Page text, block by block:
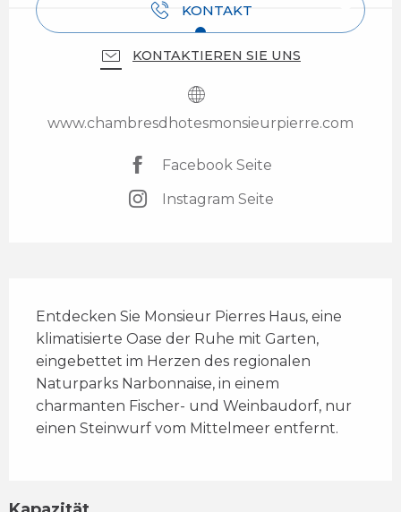
KONTAKT
KONTAKTIEREN SIE UNS
www.chambresdhotesmonsieurpierre.com
Facebook Seite
Instagram Seite
Entdecken Sie Monsieur Pierres Haus, eine
klimatisierte Oase der Ruhe mit Garten,
eingebettet im Herzen des regionalen
Naturparks Narbonnaise, in einem
charmanten Fischer- und Weinbaudorf, nur
einen Steinwurf vom Mittelmeer entfernt.